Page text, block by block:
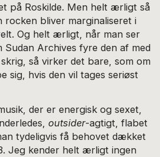
på Roskilde. Men helt ærligt så
rocken bliver marginaliseret i
Og helt ærligt, når man ser
Sudan Archives fyre den af med
så virker det bare, som om
sig, hvis den vil tages seriøst
der er energisk og sexet,
outsider-agtigt, flabet
tydeligvis få behovet dækket
Jeg kender helt ærligt ingen